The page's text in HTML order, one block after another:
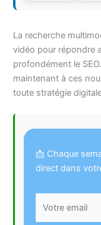
La recherche
vidéo pour répondre
profondément le
maintenant à ces
toute stratégie
📩 Chaque
direct dans